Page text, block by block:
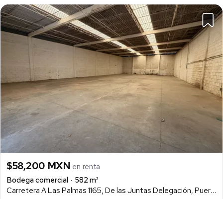
$58,200 MXN en renta
Bodega comercial
582 m²
Carretera A Las Palmas 1165, De las Juntas Delegación, Puerto Vallarta